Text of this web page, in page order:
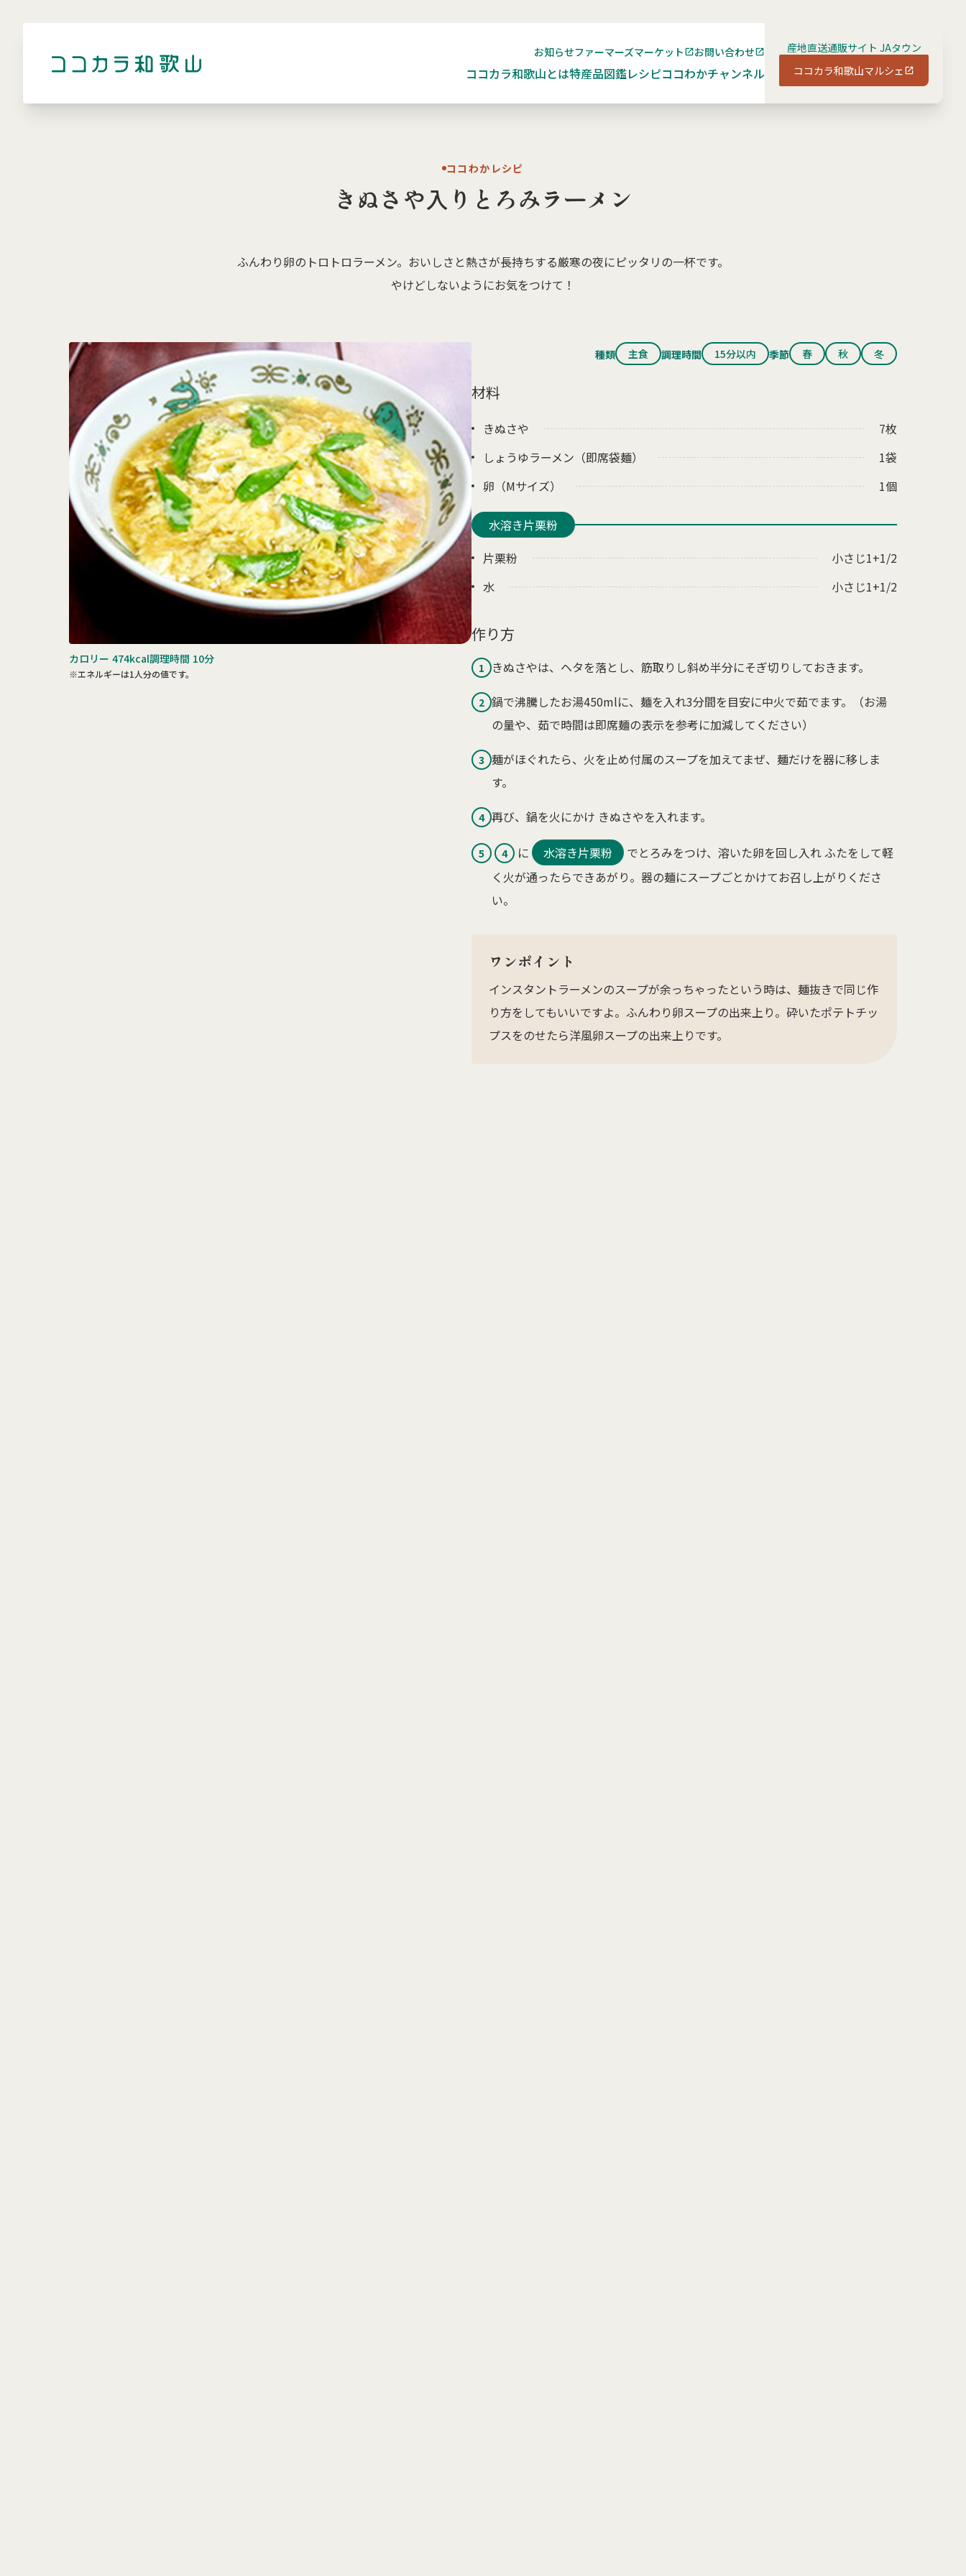
お知らせファーマーズマーケット お問い合わせ
ココカラ和歌山とは特産品図鑑レシピココわかチャンネル
産地直送通販サイト JAタウン
ココカラ和歌山マルシェ
ココわかレシピ
きぬさや入りとろみラーメン
ふんわり卵のトロトロラーメン。おいしさと熱さが長持ちする厳寒の夜にピッタリの一杯です。
やけどしないようにお気をつけて！
カロリー 474kcal調理時間 10分
※エネルギーは1人分の値です。
種類 主食 調理時間 15分以内 季節 春 秋 冬
材料
きぬさや
7枚
しょうゆラーメン（即席袋麺）
1袋
卵（Mサイズ）
1個
水溶き片栗粉
片栗粉
小さじ1+1/2
水
小さじ1+1/2
作り方
1 きぬさやは、ヘタを落とし、筋取りし斜め半分にそぎ切りしておきます。
2 鍋で沸騰したお湯450mlに、麺を入れ3分間を目安に中火で茹でます。（お湯
の量や、茹で時間は即席麺の表示を参考に加減してください）
3 麺がほぐれたら、火を止め付属のスープを加えてまぜ、麺だけを器に移しま
す。
4 再び、鍋を火にかけ きぬさやを入れます。
5 4 に 水溶き片栗粉
でとろみをつけ、溶いた卵を回し入れ ふたをして軽
く火が通ったらできあがり。器の麺にスープごとかけてお召し上がりくださ
い。
ワンポイント
インスタントラーメンのスープが余っちゃったという時は、麺抜きで同じ作
り方をしてもいいですよ。ふんわり卵スープの出来上り。砕いたポテトチッ
プスをのせたら洋風卵スープの出来上りです。